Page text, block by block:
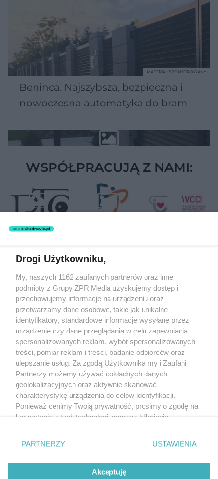
Beninca. Najszybsza, bezpieczna i
nowoczesna automatyka do bram
MATERIAŁ SPONSOROWANY
WSPÓŁPRACUJĄ Z NAMI:
rozpowszechniany lub dalej rozpowszechniany w jakikolwiek sposób
(w tym także elektroniczny lub mechaniczny) na jakimkolwiek polu
eksploatacji w jakiejkolwiek formie, włącznie z umieszczaniem w
Internecie bez pisemnej zgody właściciela praw. Jakiekolwiek użycie
lub wykorzystanie utworów w całości lub w części z naruszeniem
prawa, tzn. bez właściwej zgody, jest zabronione pod groźbą kary i
może być ścigane prawnie.
O nas
Informacje prawne
Nasze serwisy
Drogi Użytkowniku,
My, naszych 1162 zaufanych partnerów oraz inne
podmioty z Grupy ZPR Media uzyskujemy dostęp i
przechowujemy informacje na urządzeniu oraz
przetwarzamy dane osobowe, takie jak unikalne
identyfikatory, standardowe informacje wysyłane przez
urządzenie czy dane przeglądania w celu zapewniania
spersonalizowanych reklam, wybór spersonalizowanych
treści, pomiar reklam i treści, badanie odbiorców oraz
ulepszanie usług. Za zgodą Użytkownika my i Zaufani
Partnerzy możemy używać dokładnych danych
geolokalizacyjnych oraz aktywnie skanować
charakterystykę urządzenia do celów identyfikacji.
Ponieważ cenimy Twoją prywatność, prosimy o zgodę na
korzystanie z tych technologii poprzez kliknięcie
zmienić/wycofać klikając przycisk ustawień prywatności
znajdujący się w lewym dolnym rogu strony
rodzaje przetwarzania danych nie wymagają zgody
użytkownika, ale masz prawo sprzeciwić się takiemu
PARTNERZY USTAWIENIA
Akceptuję